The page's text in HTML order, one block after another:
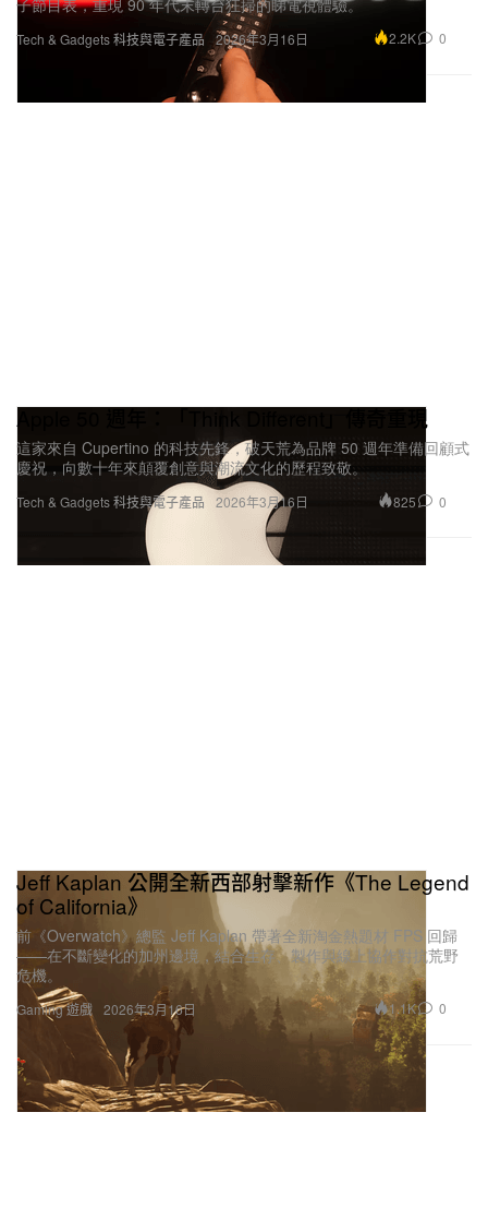
Tech & Gadgets 科技與電子產品 2026年3月16日 2.2K 0
Tech & Gadgets 科技與電子產品
Apple 50 週年：「Think Different」傳奇重現
這家來自 Cupertino 的科技先鋒，破天荒為品牌 50 週年準備回顧式
慶祝，向數十年來顛覆創意與潮流文化的歷程致敬。
2026年3月16日 825 0
Gaming 遊戲
Jeff Kaplan 公開全新西部射擊新作《The Legend
of California》
前《Overwatch》總監 Jeff Kaplan 帶著全新淘金熱題材 FPS 回歸
——在不斷變化的加州邊境，結合生存、製作與線上協作對抗荒野
危機。
2026年3月16日 1.1K 0